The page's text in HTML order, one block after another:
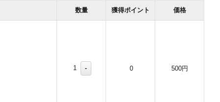
数量 獲得ポイント 価格
1 - 0 500円